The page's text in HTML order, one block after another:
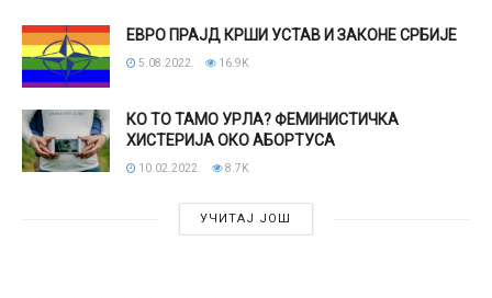
ЕВРО ПРАЈД КРШИ УСТАВ И ЗАКОНЕ СРБИЈЕ
5.08.2022. 16.9K
КО ТО ТАМО УРЛА? ФЕМИНИСТИЧКА
ХИСТЕРИЈА ОКО АБОРТУСА
10.02.2022. 8.7K
УЧИТАЈ ЈОШ